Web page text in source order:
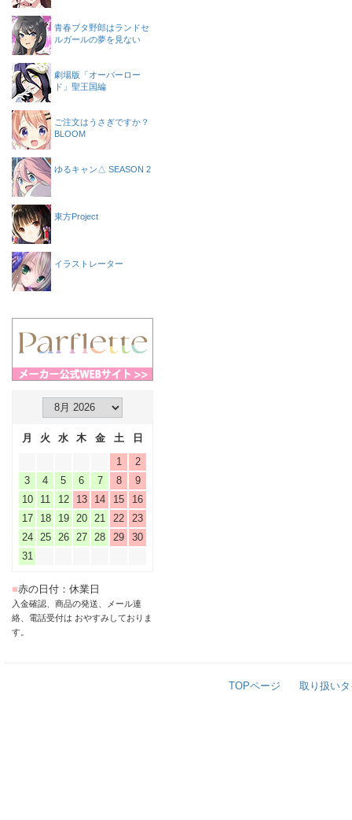
青春ブタ野郎はランドセ
ルガールの夢を見ない
劇場版「オーバーロー
ド」聖王国編
ご注文はうさぎですか？
BLOOM
ゆるキャン△ SEASON 2
東方Project
イラストレーター
月 火 水 木 金 土
日
1
2
3
4 5 6 7 8
9
10
11 12 13 14 15
16
17
18 19 20 21 22
23
24
25 26 27 28 29
30
31
■赤の日付：休業日
入金確認、商品の発送、メール連
絡、電話受付は おやすみしておりま
す。
TOPページ 取り扱い